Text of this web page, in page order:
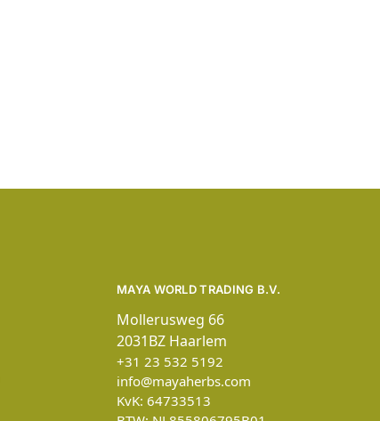
MAYA WORLD TRADING B.V.
Mollerusweg 66
2031BZ Haarlem
+31 23 532 5192
info@mayaherbs.com
KvK: 64733513